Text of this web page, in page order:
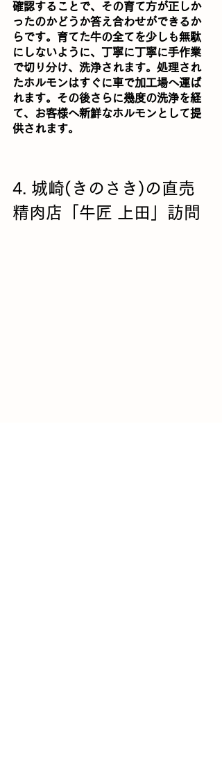
確認することで、その育て方が正しか
ったのかどうか答え合わせができるか
らです。育てた牛の全てを少しも無駄
にしないように、丁寧に丁寧に手作業
で切り分け、洗浄されます。処理され
たホルモンはすぐに車で加工場へ運ば
れます。その後さらに幾度の洗浄を経
て、お客様へ新鮮なホルモンとして提
供されます。
4. 城崎(きのさき)の直売
精肉店「牛匠 上田」訪問